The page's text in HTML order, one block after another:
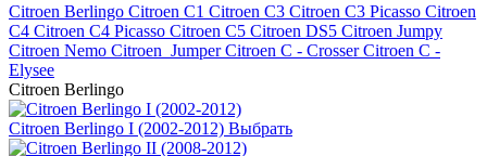
Citroen Berlingo Citroen C1 Citroen C3 Citroen C3 Picasso Citroen
C4 Citroen C4 Picasso Citroen C5 Citroen DS5 Citroen Jumpy
Citroen Nemo Citroen JumperCitroen С - CrosserCitroen С -
Elysee
Citroen Berlingo
Citroen Berlingo I (2002-2012) Выбрать